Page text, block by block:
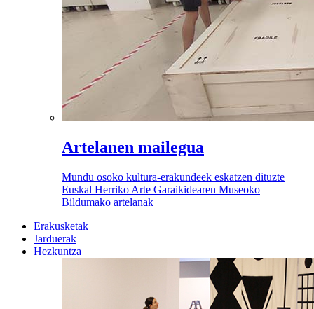
Artelanen mailegua
Mundu osoko kultura-erakundeek eskatzen dituzte
Euskal Herriko Arte Garaikidearen Museoko
Bildumako artelanak
Erakusketak
Jarduerak
Hezkuntza